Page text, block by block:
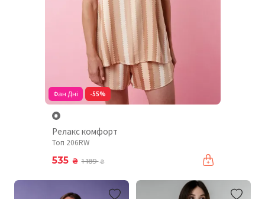
Фан Дні -55%
Релакс комфорт
Топ 206RW
535 ₴ 1 189₴